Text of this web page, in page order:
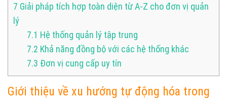
7 Giải pháp tích hợp toàn diện từ A-Z cho đơn vị quản
lý
7.1 Hệ thống quản lý tập trung
7.2 Khả năng đồng bộ với các hệ thống khác
7.3 Đơn vị cung cấp uy tín
Giới thiệu về xu hướng tự động hóa trong